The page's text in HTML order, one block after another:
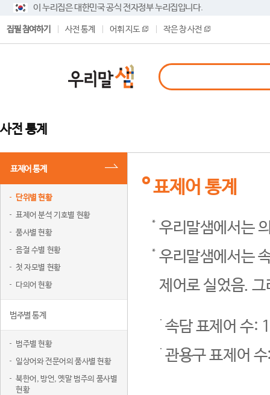
이 누리집은 대한민국 공식 전자정부 누리집입니다.
집필 참여하기 사전 통계 어휘 지도 작은 창 사전
사전 통계
표제어 통계
단위별 현황
표제어 분석 기호별 현황
품사별 현황
음절 수별 현황
첫 자모별 현황
다의어 현황
범주별 통계
범주별 현황
일상어와 전문어의 품사별 현황
북한어, 방언, 옛말 범주의 품사별
현황
표제어 통계
우리말샘에서는
우리말샘에서는
제어로 실었음.
속담 표제어 수:
관용구 표제어